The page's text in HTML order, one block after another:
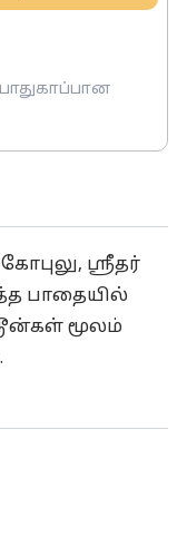
ஸ்ரீதர்
பாதையில்
மூலம்
உலா